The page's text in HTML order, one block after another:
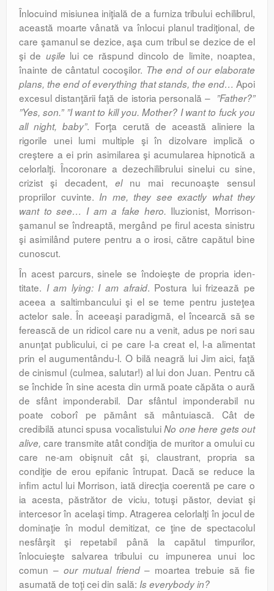
Înlocuind misiunea iniţială de a furniza tribului echilibrul,
aceas­tă moarte vânată va înlocui planul tradiţional, de
care şamanul se dezice, aşa cum tribul se dezice de el
şi de uşile lui ce răspund dincolo de limite, noaptea,
înainte de cântatul cocoşilor. The end of our elaborate
plans, the end of everything that stands, the end… Apoi
excesul distanţării faţă de istoria personală – ”Father?”
”Yes, son.” ”I want to kill you. Mother? I want to fuck you
all night, baby”. Forţa cerută de această aliniere la
rigorile unei lumi multiple şi în dizolvare implică o
creştere a ei prin asimilarea şi acumularea hipnotică a
celorlalţi. Încoronare a dezechi­librului sinelui cu sine,
crizist şi decadent, elnu mai recunoaşte sensul
propriilor cuvinte. In me, they see exactly what they
want to see… I am a fake hero. Iluzionist, Morrison-
şamanul se îndreaptă, mergând pe firul acesta sinistru
şi asimilând putere pentru a o irosi, către capătul bine
cunoscut.
În acest parcurs, sinele se îndoieşte de propria iden­
titate. I am lying: I am afraid. Postura lui frizează pe
aceea a saltimban­cului şi el se teme pentru justeţea
actelor sale. În aceeaşi paradigmă, el încearcă să se
ferească de un ridicol care nu a venit, adus pe nori sau
anunţat publicului, ci pe care l-a creat el, l-a alimentat
prin el augumentându-l. O bilă neagră lui Jim aici, faţă
de cinismul (culmea, salutar!) al lui don Juan. Pentru că
se închide în sine acesta din urmă poate căpăta o aură
de sfânt imponderabil. Dar sfântul imponderabil nu
poate coborî pe pământ să mântuiască. Cât de
credibilă atunci spusa vocalistuluiNo one here gets out
alive,care transmite atât condiţia de muritor a omului cu
care ne-am obişnuit cât şi, claustrant, propria sa
condiţie de erou epifanic întrupat. Dacă se reduce la
infim actul lui Morrison, iată direcţia coerentă pe care o
ia acesta, păstrător de viciu, totuşi păstor, deviat şi
intercesor în acelaşi timp. Atragerea celorlalţi în jocul de
dominaţie în modul demitizat, ce ţine de spectacolul
nesfârşit şi repetabil până la capătul timpu­rilor,
înlocuieşte salvarea tribului cu impu­nerea unui loc
comun – our mutual friend– moartea trebuie să fie
asumată de toţi cei din sală: Is everybody in?